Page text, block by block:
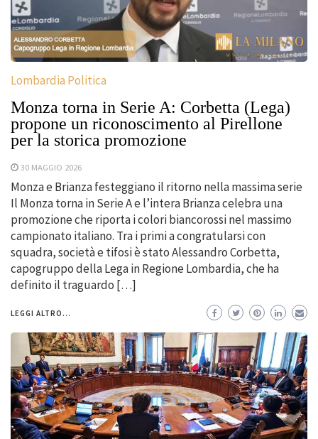
Lombardia Politica
Monza torna in Serie A: Corbetta (Lega)
propone un riconoscimento al Pirellone
per la storica promozione
30 MAGGIO 2026
Monza e Brianza festeggiano il ritorno nella massima serie
Il Monza torna in Serie A e l’intera Brianza celebra una
promozione che riporta i colori biancorossi nel massimo
campionato italiano. Tra i primi a congratularsi con
squadra, società e tifosi è stato Alessandro Corbetta,
capogruppo della Lega in Regione Lombardia, che ha
definito il traguardo […]
LEGGI ALTRO...